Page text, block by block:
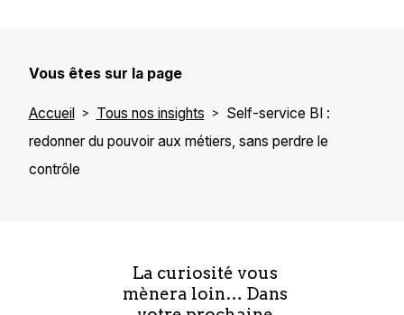
Vous êtes sur la page
Accueil Tous nos insights
Self-service BI :
redonner du pouvoir aux métiers, sans perdre le
contrôle
La curiosité vous
mènera loin… Dans